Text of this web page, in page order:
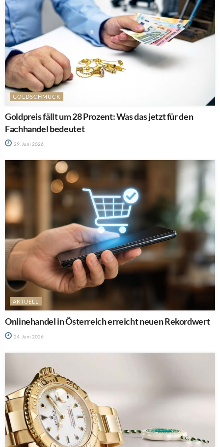
GOLDSCHMUCK
Goldpreis fällt um 28 Prozent: Was das jetzt für den
Fachhandel bedeutet
29. Juni 2026
AKTUELL
Onlinehandel in Österreich erreicht neuen Rekordwert
24. Juni 2026